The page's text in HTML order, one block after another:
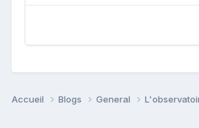
Accueil Blogs General